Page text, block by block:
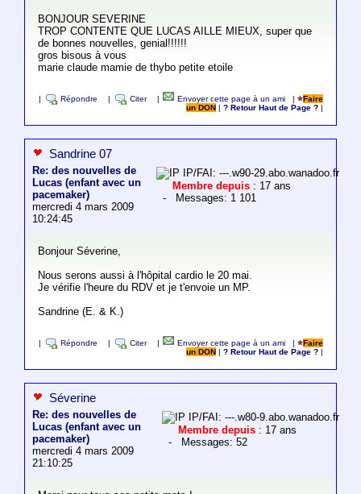
BONJOUR SEVERINE
TROP CONTENTE QUE LUCAS AILLE MIEUX, super que
de bonnes nouvelles, genial!!!!!!
gros bisous à vous
marie claude mamie de thybo petite etoile
Répondre Citer Envoyer cette page à un ami |
Faire
un DON
|? Retour Haut de Page ?
Sandrine 07
Re: des nouvelles de
Lucas (enfant avec un
pacemaker)
mercredi 4 mars 2009
10:24:45
IP/FAI: ---.w90-29.abo.wanadoo.fr
Membre depuis : 17 ans
- Messages: 1 101
Bonjour Séverine,
Nous serons aussi à l'hôpital cardio le 20 mai.
Je vérifie l'heure du RDV et je t'envoie un MP.
Sandrine (E. & K.)
Répondre Citer Envoyer cette page à un ami |
Faire
un DON
|? Retour Haut de Page ?
Séverine
Re: des nouvelles de
Lucas (enfant avec un
pacemaker)
mercredi 4 mars 2009
21:10:25
IP/FAI: ---.w80-9.abo.wanadoo.fr
Membre depuis : 17 ans
- Messages: 52